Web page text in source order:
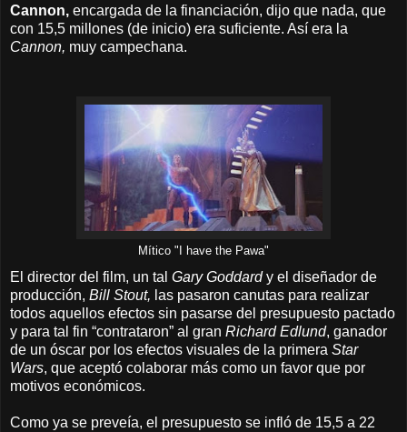
Cannon, encargada de la financiación, dijo que nada, que
con 15,5 millones (de inicio) era suficiente. Así era la
Cannon, muy campechana.
Mítico "I have the Pawa"
El director del film, un tal Gary Goddardy el diseñador de
producción, Bill Stout, las pasaron canutas para realizar
todos aquellos efectos sin pasarse del presupuesto pactado
y para tal fin “contrataron” al gran Richard Edlund, ganador
de un óscar por los efectos visuales de la primera Star
Wars, que aceptó colaborar más como un favor que por
motivos económicos.
Como ya se preveía, el presupuesto se infló de 15,5 a 22